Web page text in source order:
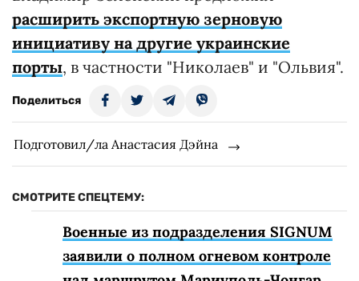
расширить экспортную зерновую
инициативу на другие украинские
порты, в частности "Николаев" и "Ольвия".
Поделиться
Подготовил/ла Анастасия Дэйна
СМОТРИТЕ СПЕЦТЕМУ:
Военные из подразделения SIGNUM
заявили о полном огневом контроле